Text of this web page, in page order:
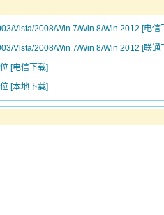
Vista/2008/Win 7/Win 8/Win 2012 [电信
Vista/2008/Win 7/Win 8/Win 2012 [联通
[电信下载]
[本地下载]